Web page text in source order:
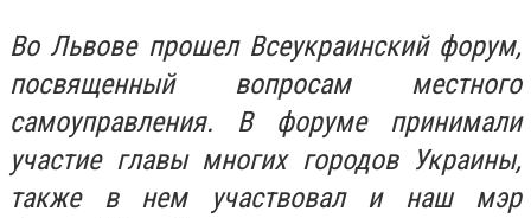
Во Львове прошел Всеукраинский форум,
посвященный вопросам местного
самоуправления. В форуме принимали
участие главы многих городов Украины,
также в нем участвовал и наш мэр